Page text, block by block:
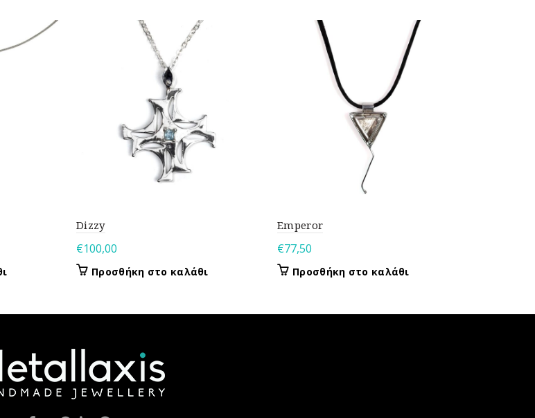
Dizzy
€100,00
Προσθήκη στο καλάθι
Emperor
€77,50
Προσθήκη στο καλάθι